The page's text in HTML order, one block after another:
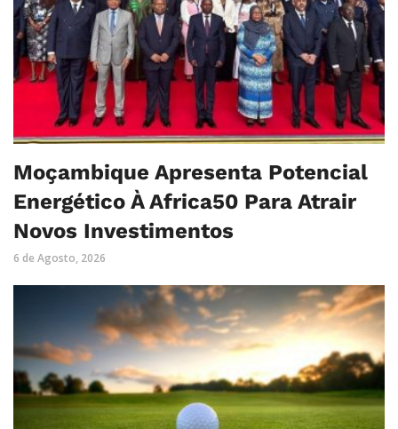
Moçambique Apresenta Potencial
Energético À Africa50 Para Atrair
Novos Investimentos
6 de Agosto, 2026